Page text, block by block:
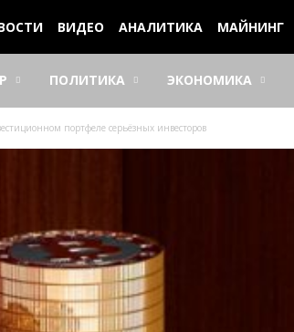
ВИДЕО АНАЛИТИКА МАЙНИНГ
ПОЛИТИКА ЭКОНОМИКА
портфеле серьёзных инвесторов